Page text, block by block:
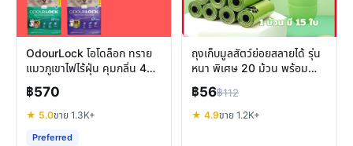
OdourLock โอโดล็อก ทราย
แมวภูเขาไฟไร้ฝุ่น คุมกลิ่น 40
วัน พรีเมียมแคนาดา
฿570
★ 5.0ขาย 1.3K+
Preferred
ถุงเก็บมูลสัตว์ย่อยสลายได้ รุ่น
หนา พิเศษ 20 ม้วน พร้อม
แคปซูล พกพาสะดวก
฿56฿112
★ 4.9ขาย 1.2K+